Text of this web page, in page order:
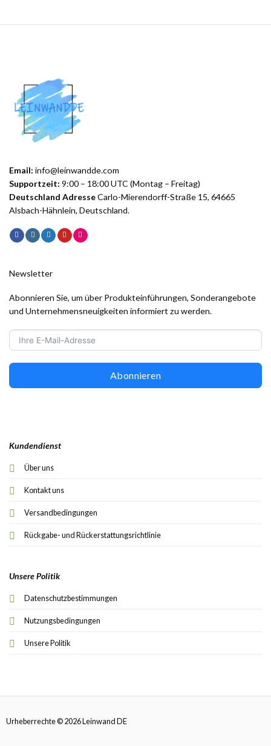
Email: info@leinwandde.com
Supportzeit: 9:00 – 18:00 UTC (Montag – Freitag)
Deutschland AdresseCarlo-Mierendorff-Straße 15, 64665
Alsbach-Hähnlein, Deutschland.
Kundendienst
Über uns
Kontakt uns
Versandbedingungen
Rückgabe- und Rückerstattungsrichtlinie
Unsere Politik
Datenschutzbestimmungen
Nutzungsbedingungen
Unsere Politik
Newsletter
Abonnieren Sie, um über Produkteinführungen, Sonderangebote
und Unternehmensneuigkeiten informiert zu werden.
Abonnieren
Urheberrechte © 2026 Leinwand DE